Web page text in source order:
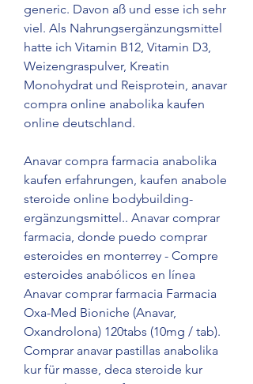
generic. Davon aß und esse ich sehr
viel. Als Nahrungsergänzungsmittel
hatte ich Vitamin B12, Vitamin D3,
Weizengraspulver, Kreatin
Monohydrat und Reisprotein, anavar
compra online anabolika kaufen
online deutschland.
Anavar compra farmacia anabolika
kaufen erfahrungen, kaufen anabole
steroide online bodybuilding-
ergänzungsmittel.. Anavar comprar
farmacia, donde puedo comprar
esteroides en monterrey - Compre
esteroides anabólicos en línea
Anavar comprar farmacia Farmacia
Oxa-Med Bioniche (Anavar,
Oxandrolona) 120tabs (10mg / tab).
Comprar anavar pastillas anabolika
kur für masse, deca steroide kur